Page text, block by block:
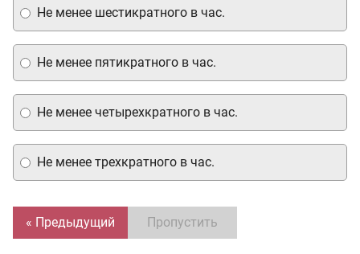
Не менее пятикратного в час.
Не менее шестикратного в час.
Не менее четырехкратного в час.
Не менее трехкратного в час.
« Предыдущий Пропустить